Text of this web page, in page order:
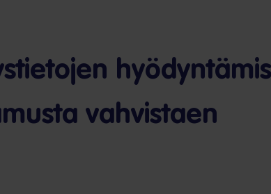
vahvistaen